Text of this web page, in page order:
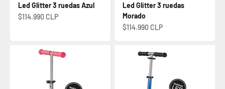
Led Glitter 3 ruedas Azul
Precio de oferta
$114.990 CLP
Led Glitter 3 ruedas
Morado
Precio de oferta
$114.990 CLP